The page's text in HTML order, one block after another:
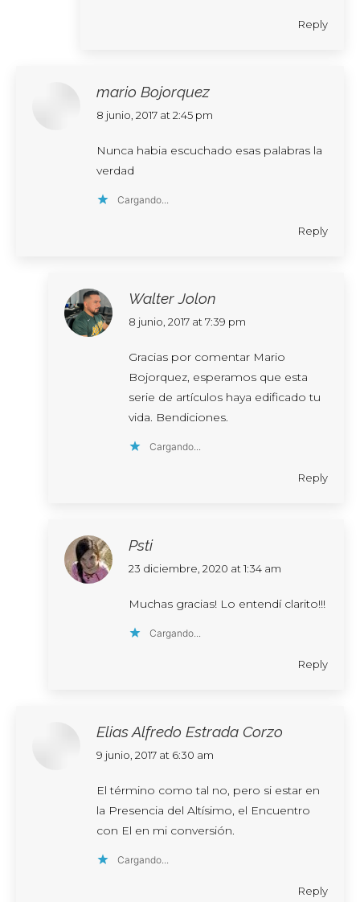
Reply
mario Bojorquez
says:
8 junio, 2017 at 2:45 pm
Nunca habia escuchado esas palabras la
verdad
Cargando...
Reply
Walter Jolon
says:
8 junio, 2017 at 7:39 pm
Gracias por comentar Mario
Bojorquez, esperamos que esta
serie de artículos haya edificado tu
vida. Bendiciones.
Cargando...
Reply
Psti
says:
23 diciembre, 2020 at 1:34 am
Muchas gracias! Lo entendí clarito!!!
Cargando...
Reply
Elias Alfredo Estrada Corzo
says:
9 junio, 2017 at 6:30 am
El término como tal no, pero si estar en
la Presencia del Altísimo, el Encuentro
con El en mi conversión.
Cargando...
Reply